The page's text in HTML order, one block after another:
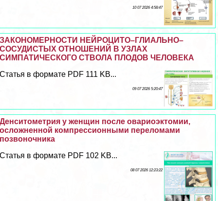
10 07 2026 4:58:47
ЗАКОНОМЕРНОСТИ НЕЙРОЦИТО–ГЛИАЛЬНО–
СОСУДИСТЫХ ОТНОШЕНИЙ В УЗЛАХ
СИМПАТИЧЕСКОГО СТВОЛА ПЛОДОВ ЧЕЛОВЕКА
Статья в формате PDF 111 KB...
09 07 2026 5:20:47
Денситометрия у женщин после овариоэктомии,
осложненной компрессионными переломами
позвоночника
Статья в формате PDF 102 KB...
08 07 2026 12:23:22